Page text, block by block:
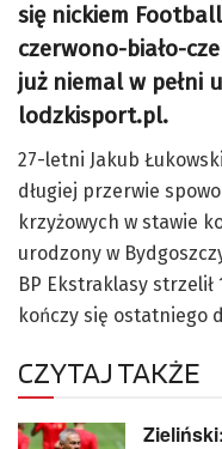
się nickiem
czerwono-biało-
już niemal w
lodzkisport.pl.
27-letni Jakub
długiej przerwie
krzyżowych w stawie
urodzony w
BP Ekstraklasy
kończy się ostatniego
CZYTAJ TAKŻE